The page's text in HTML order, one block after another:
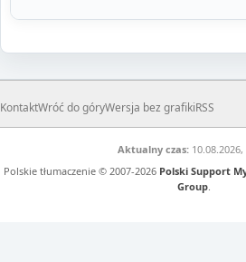
KontaktWróć do góryWersja bez grafikiRSS
Aktualny czas:10.08.2026,
Polskie tłumaczenie © 2007-2026 Polski Support
Group.